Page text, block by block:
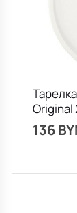
Original
136